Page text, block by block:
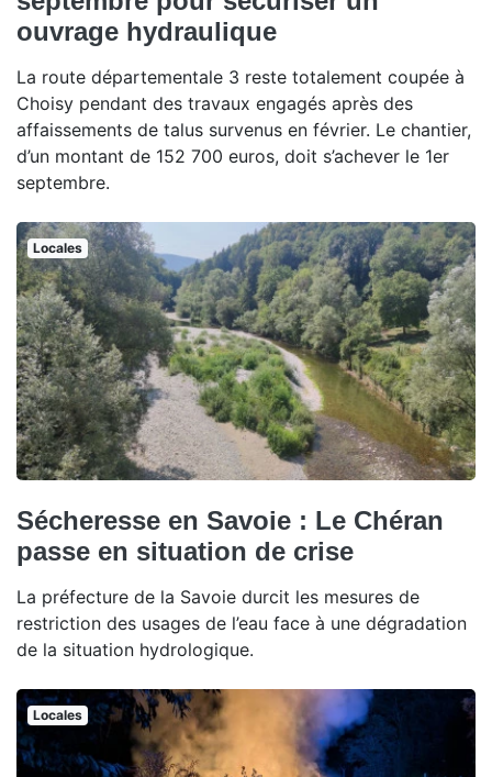
ouvrage hydraulique
La route départementale 3 reste totalement coupée à
Choisy pendant des travaux engagés après des
affaissements de talus survenus en février. Le chantier,
d’un montant de 152 700 euros, doit s’achever le 1er
septembre.
Locales
Sécheresse en Savoie : Le Chéran
passe en situation de crise
La préfecture de la Savoie durcit les mesures de
restriction des usages de l’eau face à une dégradation
de la situation hydrologique.
Locales